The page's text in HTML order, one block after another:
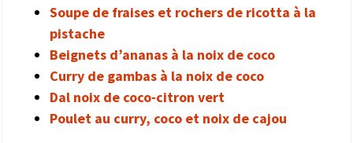
Soupe de fraises et rochers de ricotta à la
pistache
Beignets d’ananas à la noix de coco
Curry de gambas à la noix de coco
Dal noix de coco-citron vert
Poulet au curry, coco et noix de cajou